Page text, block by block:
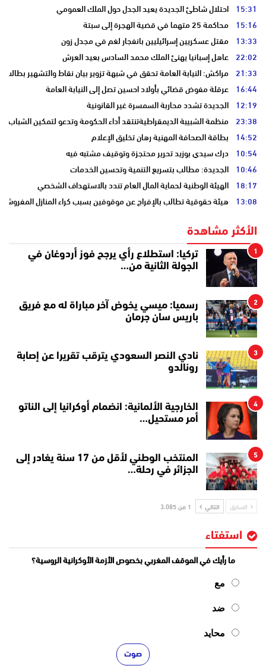
15:31 احتلال شاطئ الجديدة يعيد الجدل حول الملك العمومي
15:16 محاكمة 25 متهما في قضية الهجرة إلى سبتة
13:33 مقتل عسكريين إسرائيليين بانفجار لغم في مجدل زون
22:02 عاهل إسبانيا يهنئ الملك محمد السادس بعيد العرش
21:33 مراكش: النيابة العامة تحقق في شبهة تزوير بيان نقاط والتشهير بطالب
16:44 عرقلة مفوض قضائي بأولاد احسين تصل إلى النيابة العامة
12:19 الجديدة تشدد محاربة السمسرة غير القانونية
23:38 منظمة الشبيبة الديمقراطيةتنتقد أداء الحكومة وتدعو لتمكين الشباب
14:52 بطاقة الصحافة المهنية رهان تخليق الإعلام
10:54 درك سيدي بوزيد تحرير محتجزة وتوقيف مشتبه فيه
10:46 الجديدة: مطالب بتسريع التنمية وتحسين الخدمات
18:17 الهيئة الوطنية لحماية المال العام تندد بالاستهداف الشخصي
13:08 هيئة حقوقية تطالب بالإفراج عن موقوفين بسبب كراء المنازل المفروشة
الأكثر مشاهدة
1
تركيا: استطلاع رأي يرجح فوز أردوغان في
الجولة الثانية من…
2
رسميا: ميسي يخوض آخر مباراة له مع فريق
باريس سان جرمان
3
نادي النصر السعودي يترقب تقريرا عن إصابة
رونالدو
4
الخارجية الألمانية: انضمام أوكرانيا إلى الناتو
أمر مستحيل…
5
المنتخب الوطني لأقل من 17 سنة يغادر إلى
الجزائر في رحلة…
السابق التالي 1 من 3٬085
استفتاء
ما رأيك في الموقف المغربي بخصوص الأزمة الأوكرانية الروسية؟
مع
ضد
محايد